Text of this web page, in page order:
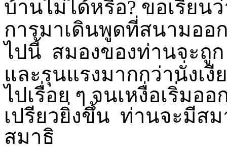
บ้านไม่ได้หรือ? ขอเรียน
การมาเดินพูดที่สนามออ
ไปนี้ สมองของท่านจะถู
และรุนแรงมากกว่านั่งเงี
ไปเรื่อย ๆ จนเหงื่อเริ่มอ
เปรียวยิ่งขึ้น ท่านจะมีส
สมาธิ